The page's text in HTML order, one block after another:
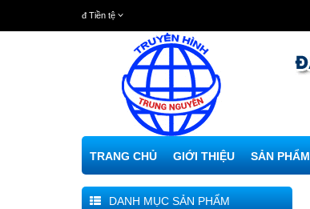
đ Tiền tệ
TRANG CHỦ GIỚI THIỆU SẢN PHẨM
DANH MỤC SẢN PHẨM